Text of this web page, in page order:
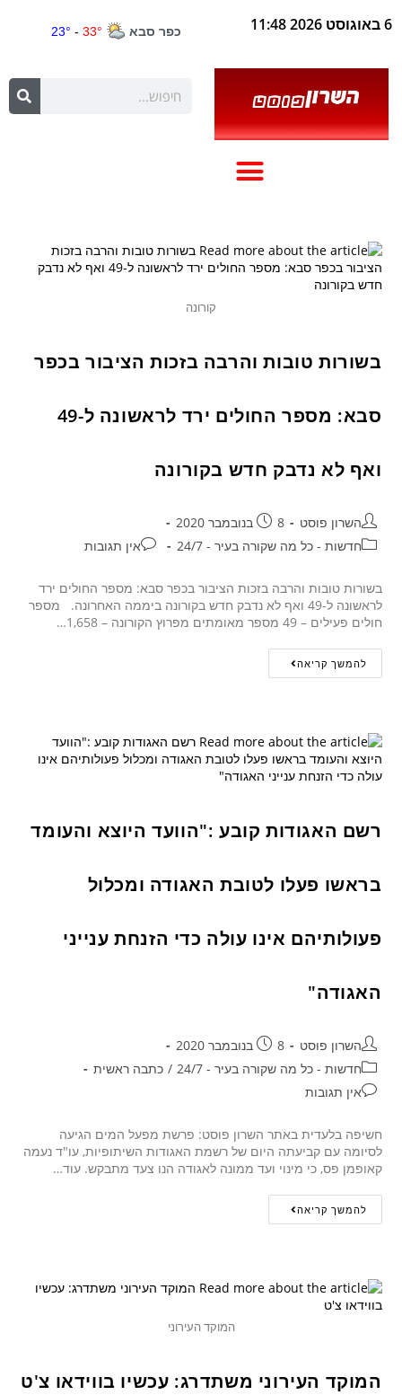
6 באוגוסט 2026 11:48
קורונה
בשורות טובות והרבה בזכות הציבור בכפר
סבא: מספר החולים ירד לראשונה ל-49
ואף לא נדבק חדש בקורונה
השרון פוסט
8 בנובמבר 2020
חדשות - כל מה שקורה בעיר - 24/7
אין תגובות
בשורות טובות והרבה בזכות הציבור בכפר סבא: מספר החולים ירד
לראשונה ל-49 ואף לא נדבק חדש בקורונה ביממה האחרונה. מספר
חולים פעילים – 49 מספר מאומתים מפרוץ הקורונה – 1,658…
להמשך קריאה
רשם האגודות קובע :"הוועד היוצא והעומד
בראשו פעלו לטובת האגודה ומכלול
פעולותיהם אינו עולה כדי הזנחת ענייני
האגודה"
השרון פוסט
8 בנובמבר 2020
חדשות - כל מה שקורה בעיר - 24/7
/ כתבה ראשית
אין תגובות
חשיפה בלעדית באתר השרון פוסט: פרשת מפעל המים הגיעה
לסיומה עם קביעתה היום של רשמת האגודות השיתופיות, עו"ד נעמה
קאופמן פס, כי מינוי ועד ממונה לאגודה הנו צעד מתבקש. עוד…
להמשך קריאה
המוקד העירוני
המוקד העירוני משתדרג: עכשיו בווידאו צ'ט